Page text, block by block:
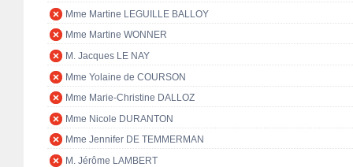
Mme Martine LEGUILLE BALLOY
Mme Martine WONNER
M. Jacques LE NAY
Mme Yolaine de COURSON
Mme Marie-Christine DALLOZ
Mme Nicole DURANTON
Mme Jennifer DE TEMMERMAN
M. Jérôme LAMBERT